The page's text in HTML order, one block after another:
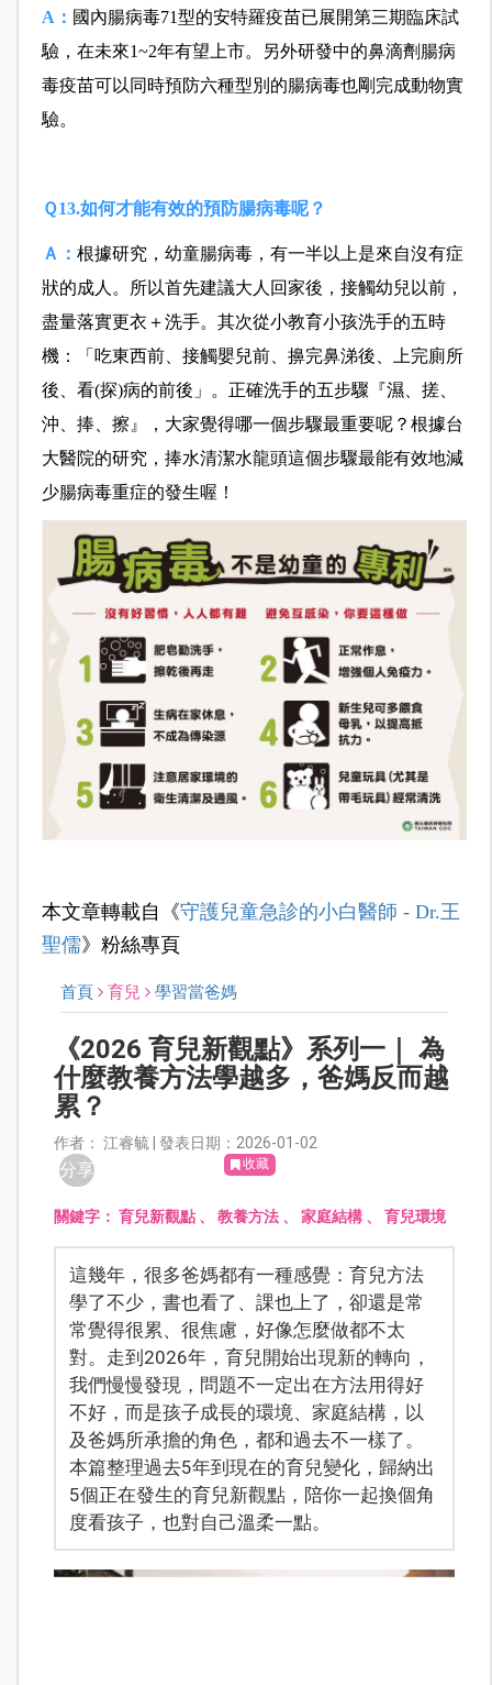
A： 國內腸病毒71型的安特羅疫苗已展開第三期臨床試
驗，在未來1~2年有望上市。另外研發中的鼻滴劑腸病
毒疫苗可以同時預防六種型別的腸病毒也剛完成動物實
驗。
Ｑ13.如何才能有效的預防腸病毒呢？
Ａ： 根據研究，幼童腸病毒，有一半以上是來自沒有症
狀的成人。所以首先建議大人回家後，接觸幼兒以前，
盡量落實更衣＋洗手。 其次從小教育小孩洗手的五時
機：「吃東西前、接觸嬰兒前、擤完鼻涕後、上完廁所
後、看(探)病的前後」。 正確洗手的五步驟『濕、搓、
沖、捧、擦』，大家覺得哪一個步驟最重要呢？根據台
大醫院的研究，捧水清潔水龍頭這個步驟最能有效地減
少腸病毒重症的發生喔！
本文章轉載自《守護兒童急診的小白醫師 - Dr.王
聖儒》粉絲專頁
首頁 育兒 學習當爸媽
《2026 育兒新觀點》系列一｜ 為
什麼教養方法學越多，爸媽反而越
累？
作者： 江睿毓 | 發表日期：2026-01-02
分享 收藏
關鍵字：育兒新觀點 、教養方法 、家庭結構 、育兒環境
這幾年，很多爸媽都有一種感覺：育兒方法
學了不少，書也看了、課也上了，卻還是常
常覺得很累、很焦慮，好像怎麼做都不太
對。走到2026年，育兒開始出現新的轉向，
我們慢慢發現，問題不一定出在方法用得好
不好，而是孩子成長的環境、家庭結構，以
及爸媽所承擔的角色，都和過去不一樣了。
本篇整理過去5年到現在的育兒變化，歸納出
5個正在發生的育兒新觀點，陪你一起換個角
度看孩子，也對自己溫柔一點。